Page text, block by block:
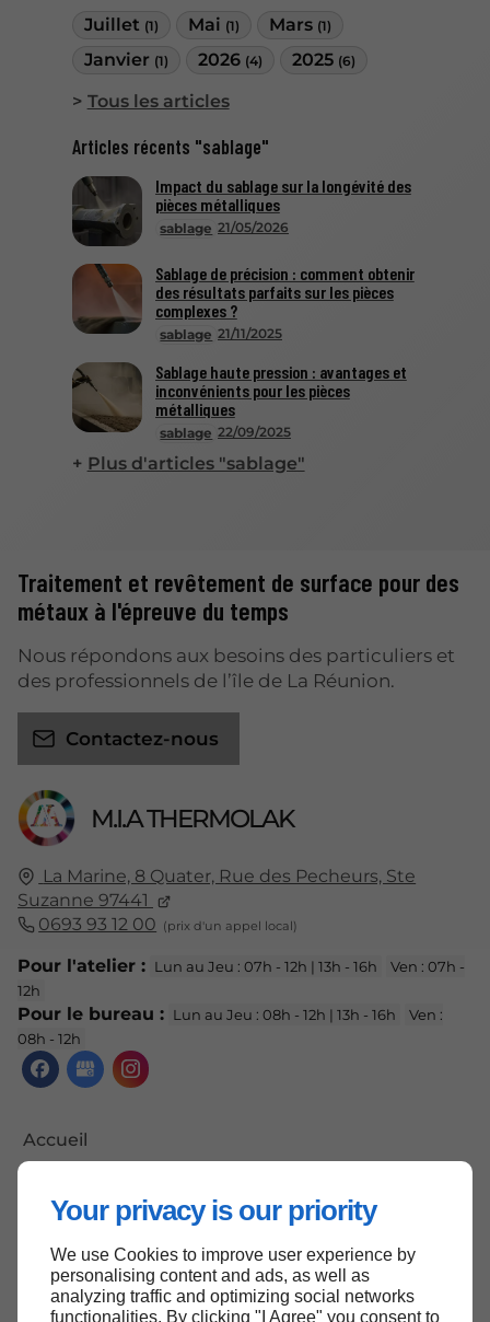
Your privacy is our priority
We use Cookies to improve user experience by
personalising content and ads, as well as
analyzing traffic and optimizing social networks
functionalities. By clicking "I Agree" you consent to
Juillet (1) Mai (1) Mars (1)
Janvier (1) 2026 (4) 2025 (6)
Tous les articles
Articles récents "sablage"
sablage 21/05/2026
Impact du sablage sur la longévité des
pièces métalliques
sablage 21/11/2025
Sablage de précision : comment obtenir
des résultats parfaits sur les pièces
complexes ?
sablage 22/09/2025
Sablage haute pression : avantages et
inconvénients pour les pièces
métalliques
Plus d'articles "sablage"
M.I.A THERMOLAK
La Marine, 8 Quater, Rue des Pecheurs, Ste
Suzanne 97441
0693 93 12 00
Pour l'atelier : Lun au Jeu : 07h - 12h | 13h - 16h
Ven : 07h -
12h
Pour le bureau : Lun au Jeu : 08h - 12h | 13h - 16h
Ven :
08h - 12h
Accueil
Mentions légales
Plan du site
Traitement et revêtement de surface pour des
métaux à l'épreuve du temps
Nous répondons aux besoins des particuliers et
des professionnels de l’île de La Réunion.
Contactez-nous